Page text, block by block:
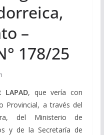
–
178/25
LAPAD, que vería con
Provincial, a través del
del Ministerio de
y de la Secretaría de